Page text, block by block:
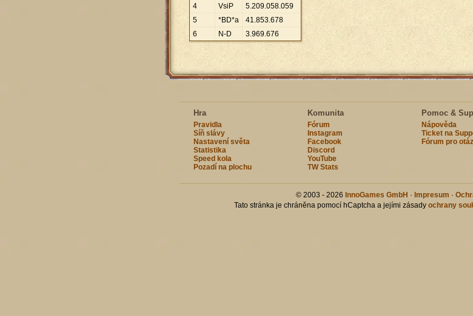
4
VsiP 5.209.058.059
5
*BD*a 41.853.678
6
N-D 3.969.676
Hra
Pravidla
Síň slávy
Nastavení světa
Statistika
Speed kola
Pozadí na plochu
Komunita
Fórum
Instagram
Facebook
Discord
YouTube
TW Stats
Pomoc &
Nápověda
Ticket na
Fórum pro
© 2003 - 2026 InnoGames GmbH · Impresum ·
Tato stránka je chráněna pomocí hCaptcha a jejími zásady ochrany